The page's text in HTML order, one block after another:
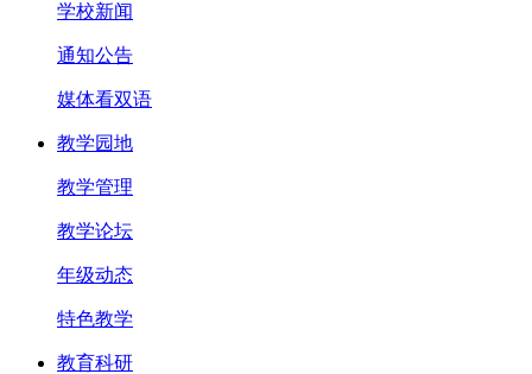
学校新闻
通知公告
媒体看双语
教学园地
教学管理
教学论坛
年级动态
特色教学
教育科研